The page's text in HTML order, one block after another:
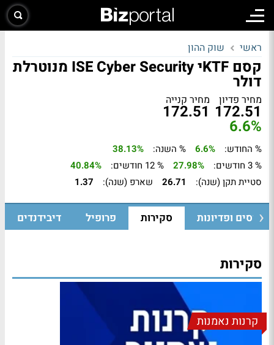
ראשי שוק ההון
קסם KTFי ISE Cyber Security מנוטרלת
דולר
מחיר פדיון
172.51
מחיר קנייה
172.51
6.6%
% החודש: 6.6% % השנה:
38.13%
% 3 חודשים:
27.98% % 12 חודשים:
40.84%
סטיית תקן (שנה):
26.71 שארפ (שנה): 1.37
גיוסים ופדיונות סקירות פרופיל דיבידנדים
סקירות
קרנות נאמנות